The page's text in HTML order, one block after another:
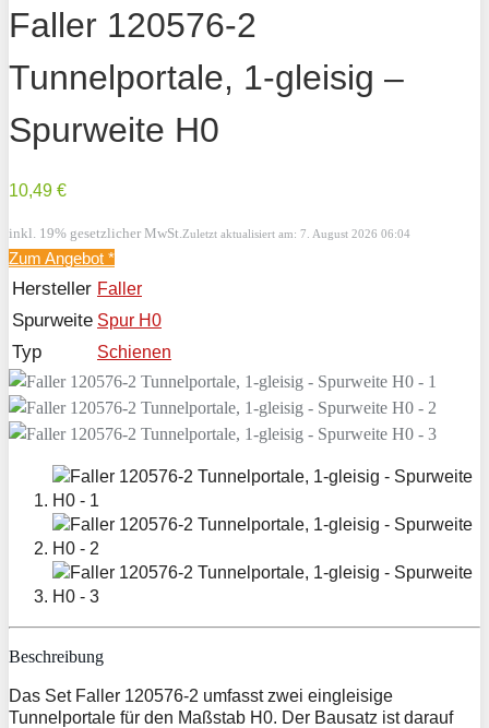
Faller 120576-2
Tunnelportale, 1-gleisig –
Spurweite H0
10,49 €
inkl. 19% gesetzlicher MwSt. Zuletzt aktualisiert am: 7. August 2026 06:04
Zum Angebot *
Hersteller Faller
Spurweite Spur H0
Typ Schienen
Beschreibung
Das Set Faller 120576-2 umfasst zwei eingleisige
Tunnelportale für den Maßstab H0. Der Bausatz ist darauf